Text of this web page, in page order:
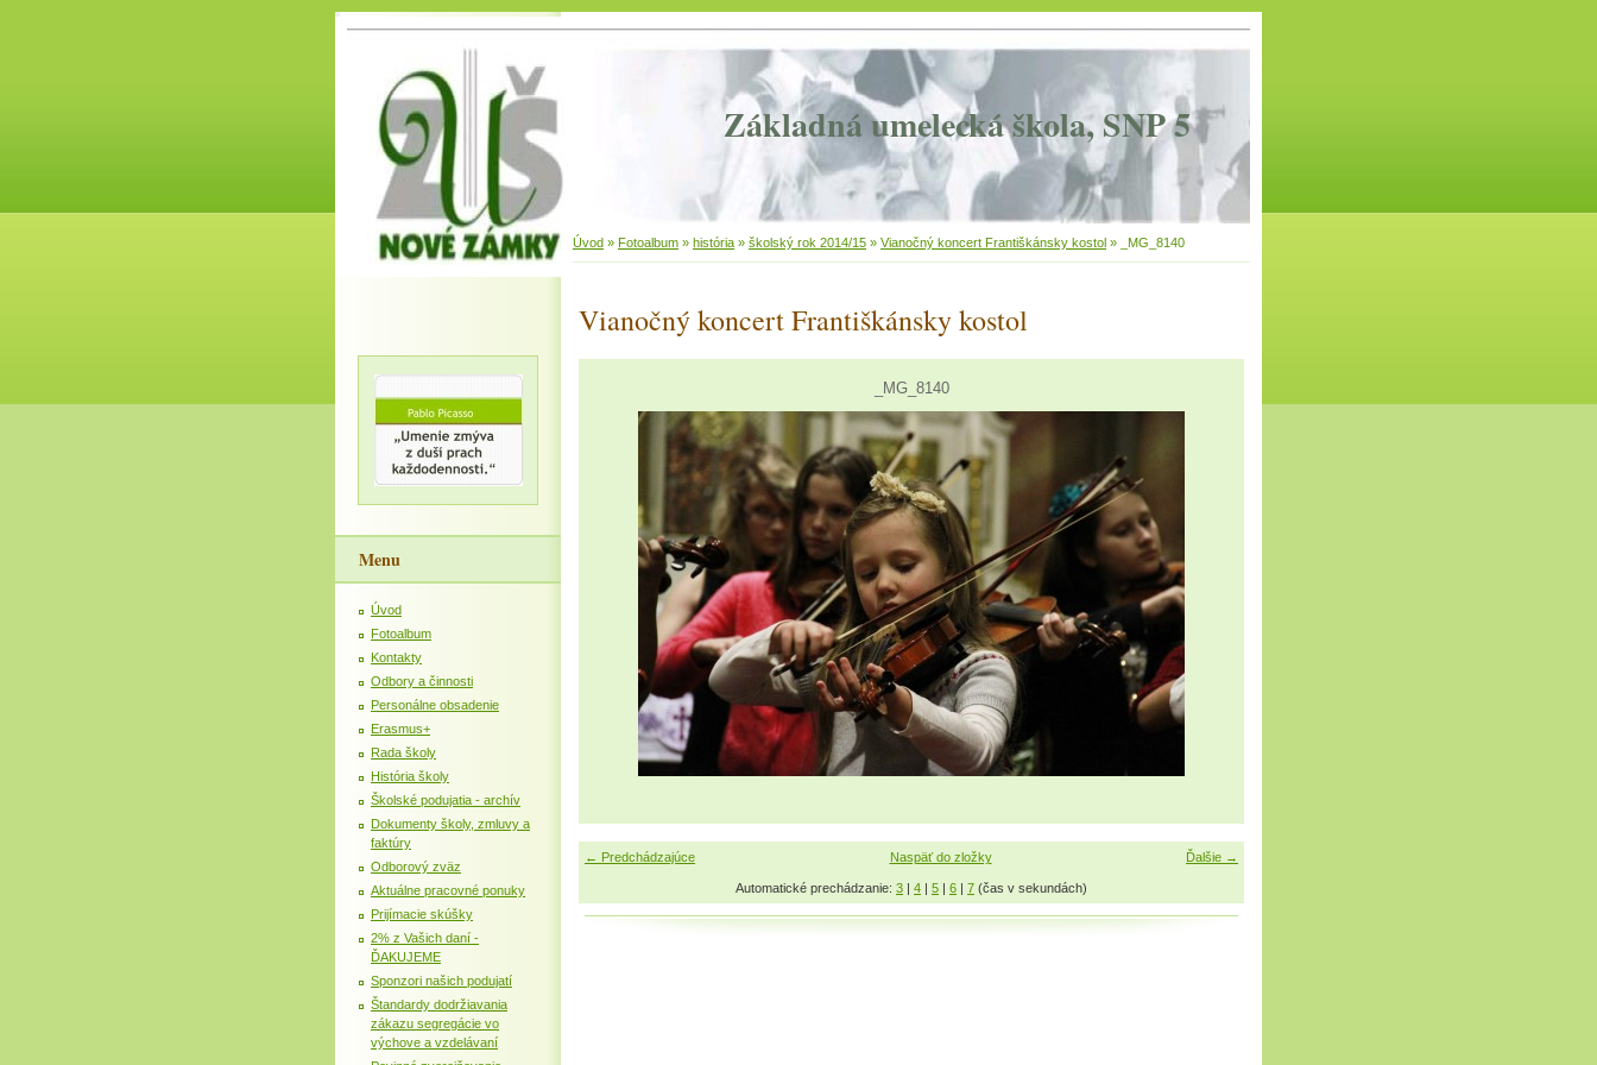
Základná umelecká škola, SNP 5
Úvod » Fotoalbum » história » školský rok 2014/15 » Vianočný koncert Františkánsky kostol » _MG_8140
Vianočný koncert Františkánsky kostol
_MG_8140
← Predchádzajúce Ďalšie →
Naspäť do zložky
Automatické prechádzanie: 3 | 4 | 5 | 6 | 7 (čas v sekundách)
Menu
Úvod
Fotoalbum
Kontakty
Odbory a činnosti
Personálne obsadenie
Erasmus+
Rada školy
História školy
Školské podujatia - archív
Dokumenty školy, zmluvy a
faktúry
Odborový zväz
Aktuálne pracovné ponuky
Prijímacie skúšky
2% z Vašich daní -
ĎAKUJEME
Sponzori našich podujatí
Štandardy dodržiavania
zákazu segregácie vo
výchove a vzdelávaní